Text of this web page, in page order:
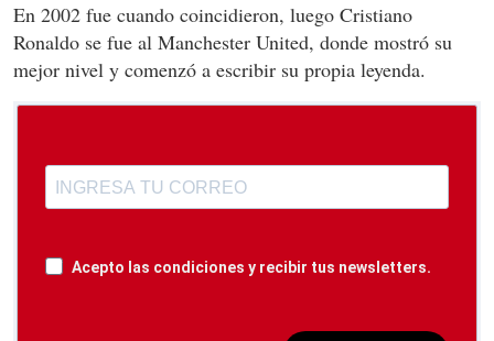
En 2002 fue cuando coincidieron, luego Cristiano
Ronaldo se fue al Manchester United, donde mostró su
mejor nivel y comenzó a escribir su propia leyenda.
Acepto las condiciones y recibir tus newsletters.